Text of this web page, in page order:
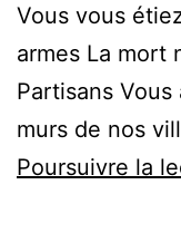
Vous vous
armes La mort
Partisans
murs de nos
Poursuivre la